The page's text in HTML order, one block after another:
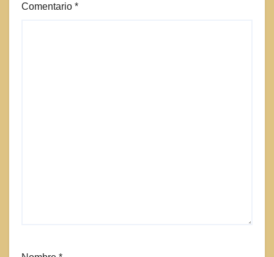
Comentario *